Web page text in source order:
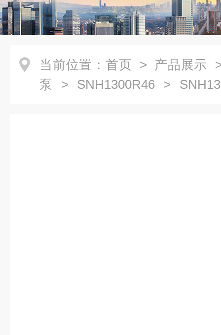
当前位置： 首页 > 产品展示
泵 > SNH1300R46 >